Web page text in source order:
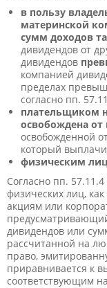
в пользу
материнской
сумм доходов
дивидендов от
дивидендов
компанией
пределах
согласно пп. 57.1 1
плательщиком
освобождена
освобожденной
который
физическим
Согласно пп. 57.1 1
физических лиц,
акциям или
дивидендов или
рассчитанной на
право,
приравнивается к
соответствующим